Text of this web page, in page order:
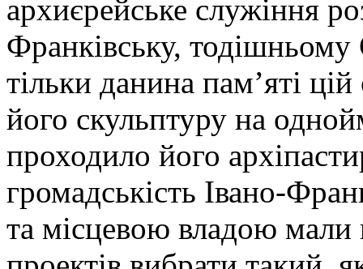
архиєрейське служіння
Франківську, тодішньому
тільки данина пам’яті
його скульптуру на
проходило його
громадськість Івано-
та місцевою владою мали